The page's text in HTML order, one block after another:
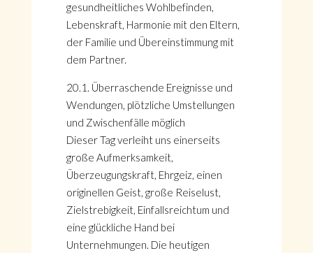
gesundheitliches Wohlbefinden,
Lebenskraft, Harmonie mit den Eltern,
der Familie und Übereinstimmung mit
dem Partner.
20.1. Überraschende Ereignisse und
Wendungen, plötzliche Umstellungen
und Zwischenfälle möglich
Dieser Tag verleiht uns einerseits
große Aufmerksamkeit,
Überzeugungskraft, Ehrgeiz, einen
originellen Geist, große Reiselust,
Zielstrebigkeit, Einfallsreichtum und
eine glückliche Hand bei
Unternehmungen. Die heutigen